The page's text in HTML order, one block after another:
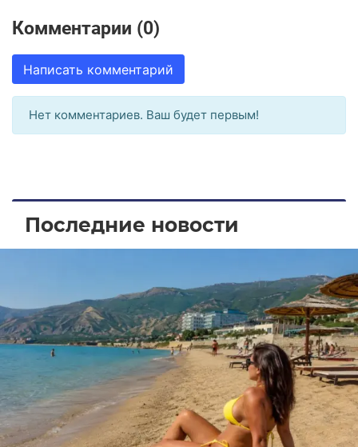
Комментарии (0)
Написать комментарий
Нет комментариев. Ваш будет первым!
Последние новости